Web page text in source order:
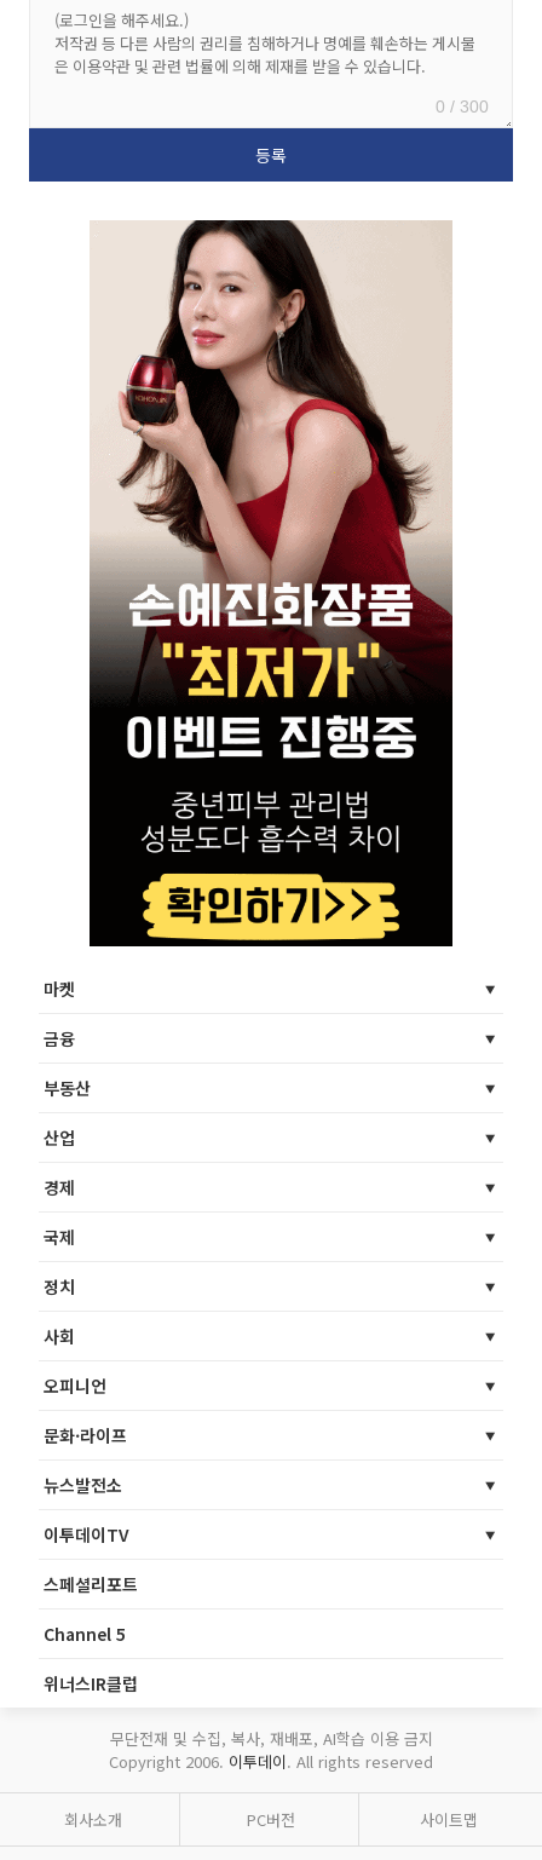
0 / 300
마켓
금융
부동산
산업
경제
국제
정치
사회
오피니언
문화·라이프
뉴스발전소
이투데이TV
스페셜리포트
Channel 5
위너스IR클럽
무단전재 및 수집, 복사, 재배포, AI학습 이용 금지
Copyright 2006. 이투데이. All rights reserved
회사소개 PC버전 사이트맵